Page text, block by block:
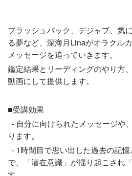
フラッシュバック、デジャブ、気
る夢など、深海月Linaがオラクル
メッセージを追っていきます。
鑑定結果とリーディングのやり方
動画にして提供します。
■受講効果
- 自分に向けられたメッセージや
ります。
- 1時間目で思い出した過去の記
で、「潜在意識」が揺り起こされ